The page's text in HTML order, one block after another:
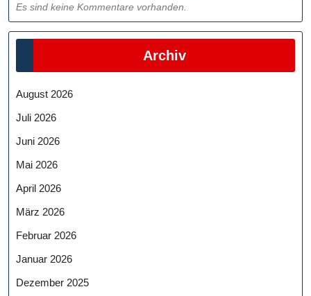
Es sind keine Kommentare vorhanden.
Archiv
August 2026
Juli 2026
Juni 2026
Mai 2026
April 2026
März 2026
Februar 2026
Januar 2026
Dezember 2025